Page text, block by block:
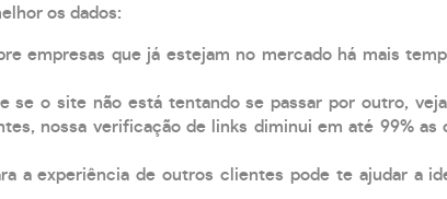
os dados:
empresas que já estejam no mercado há mais
se o site não está tentando se passar por outro,
nossa verificação de links diminui em até 99%
a experiência de outros clientes pode te ajudar a